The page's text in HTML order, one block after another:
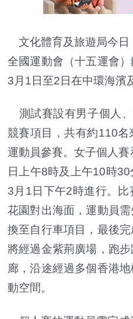
文化體育及旅遊局今日
全國運動會（十五運會
3月1日至2日在中環海濱
測試賽設有男子個人
競賽項目，共有約110
運動員參賽。女子個人
日上午8時及上午10時
3月1日下午2時進行。
花園對出海面，運動員
換至自行車項目，最後
將經過金紫荊廣場，跑
廊，沿途經過多個香港
動空間。